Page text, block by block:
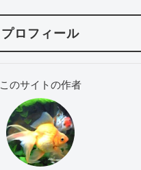
プロフィール
このサイトの作者